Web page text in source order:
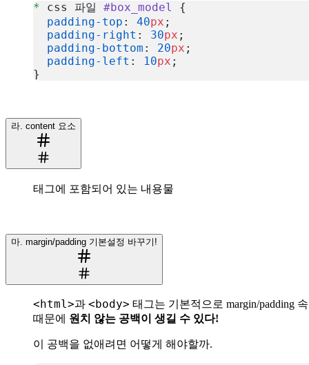
* css 파일 #box_model
{
  padding-top
: 40px ;
  padding-right
: 30px ;
  padding-bottom
: 20px ;
  padding-left
: 10px ;
}
라. content 요소
태그에 포함되어 있는 내용물
마. margin/padding 기본설정 바꾸기!
<html>과 <body> 태그는 기본적으로 margin/padding
때문에 원치 않는 공백이 생길 수 있다!
이 공백을 없애려면 어떻게 해야할까.